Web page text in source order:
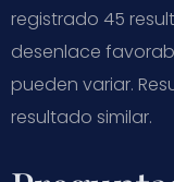
registrado 45
desenlace
pueden variar.
resultado similar.